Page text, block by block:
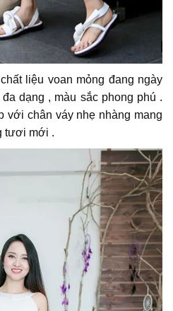
liệu voan mỏng đang ngày
dạng , màu sắc phong phú .
với chân váy nhẹ nhàng mang
tươi mới .